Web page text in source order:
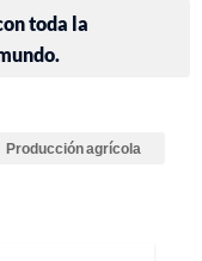
toda la
Producción agrícola